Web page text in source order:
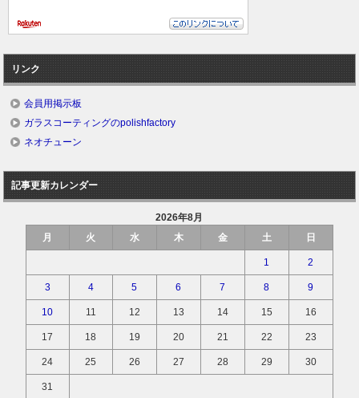
リンク
会員用掲示板
ガラスコーティングのpolishfactory
ネオチューン
記事更新カレンダー
2026年8月
月
火 水 木 金 土 日
1 2
3 4 5 6 7 8 9
10 11 12 13 14 15 16
17 18 19 20 21 22 23
24 25 26 27 28 29 30
31